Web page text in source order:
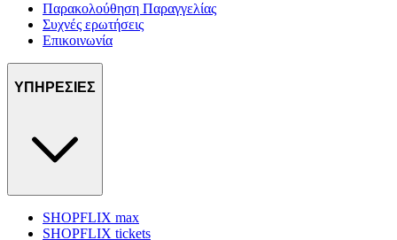
Παρακολούθηση Παραγγελίας
Συχνές ερωτήσεις
Επικοινωνία
ΥΠΗΡΕΣΙΕΣ
SHOPFLIX max
SHOPFLIX tickets